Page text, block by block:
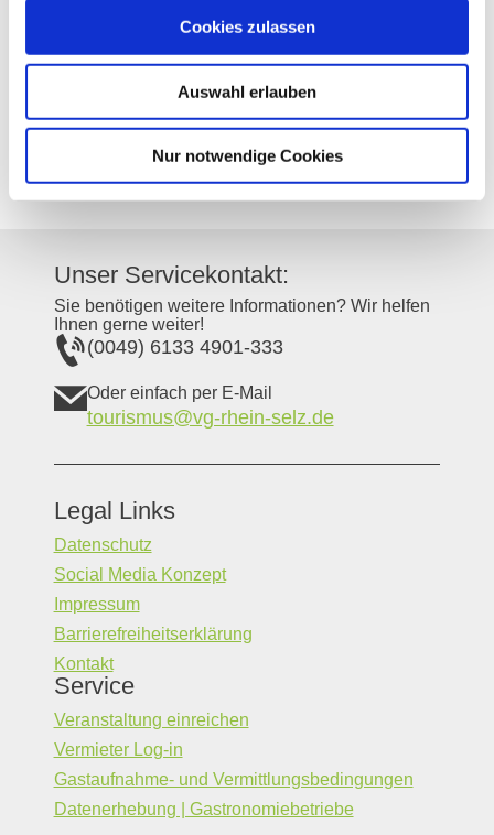
Cookies zulassen
Auswahl erlauben
Nur notwendige Cookies
Weingut Brüssel
Winzerstraße 15
Bechtheim
Tel:(0049) 6242 7048
E-Mail:info@bruessel-wein.de
https://www.bruessel-wein.de/
Unser Servicekontakt:
Sie benötigen weitere Informationen? Wir helfen
Ihnen gerne weiter!
(0049) 6133 4901-333
Oder einfach per E-Mail
tourismus@vg-rhein-selz.de
Legal Links
Datenschutz
Social Media Konzept
Impressum
Barrierefreiheitserklärung
Kontakt
Service
Veranstaltung einreichen
Vermieter Log-in
Gastaufnahme- und Vermittlungsbedingungen
Datenerhebung | Gastronomiebetriebe